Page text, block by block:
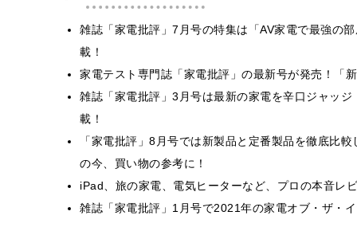
雑誌「家電批評」7月号の特集は「AV家電で最強の
載！
家電テスト専門誌「家電批評」の最新号が発売！「
雑誌「家電批評」3月号は最新の家電を辛口ジャッ
載！
「家電批評」8月号では新製品と定番製品を徹底比
の今、買い物の参考に！
iPad、旅の家電、電気ヒーターなど、プロの本音レ
雑誌「家電批評」1月号で2021年の家電オブ・ザ・